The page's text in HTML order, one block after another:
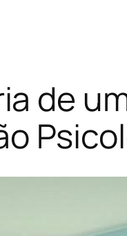
de